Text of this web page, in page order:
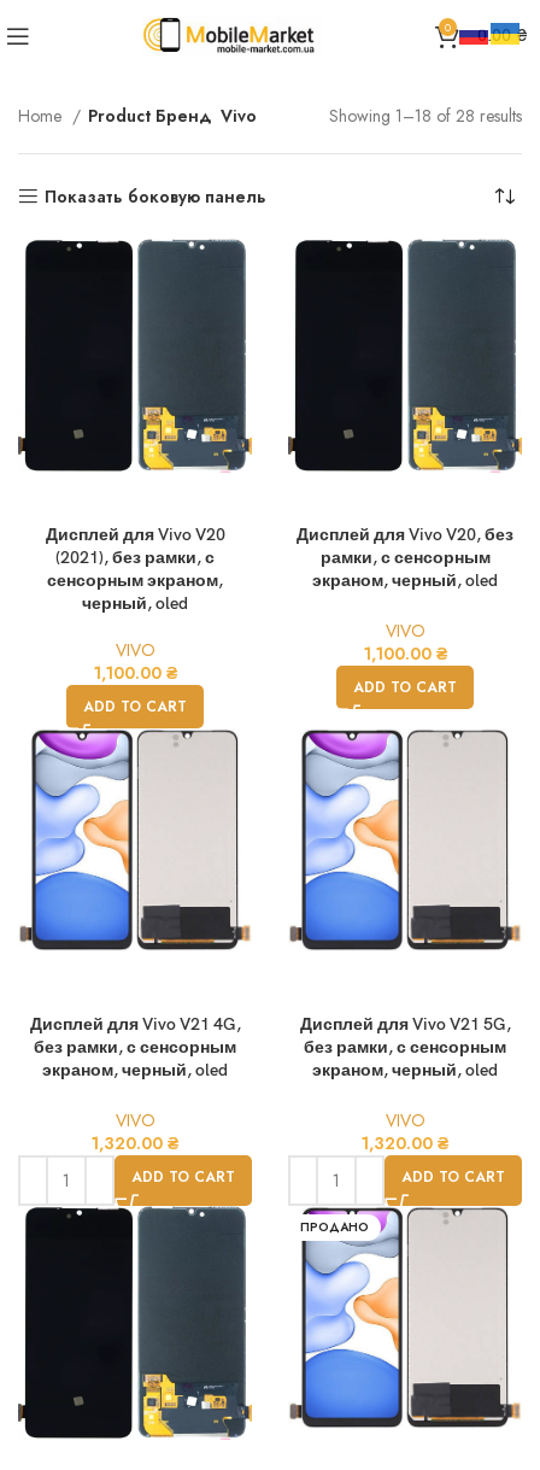
0 0.00₴
Home Product Бренд Vivo Showing 1–18 of 28 results
Показать боковую панель
Дисплей для Vivo V20
(2021), без рамки, с
сенсорным экраном,
черный, oled
VIVO
1,100.00 ₴
ADD TO CART
Дисплей для Vivo V20, без
рамки, с сенсорным
экраном, черный, oled
VIVO
1,100.00 ₴
ADD TO CART
Дисплей для Vivo V21 4G,
без рамки, с сенсорным
экраном, черный, oled
VIVO
1,320.00 ₴
ADD TO CART
Дисплей для Vivo V21 5G,
без рамки, с сенсорным
экраном, черный, oled
VIVO
1,320.00 ₴
ADD TO CART
ПРОДАНО